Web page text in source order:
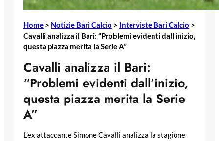
Home > Notizie Bari Calcio > Interviste Bari Calcio >
Cavalli analizza il Bari: “Problemi evidenti dall’inizio,
questa piazza merita la Serie A”
Cavalli analizza il Bari:
“Problemi evidenti dall’inizio,
questa piazza merita la Serie
A”
L’ex attaccante Simone Cavalli analizza la stagione